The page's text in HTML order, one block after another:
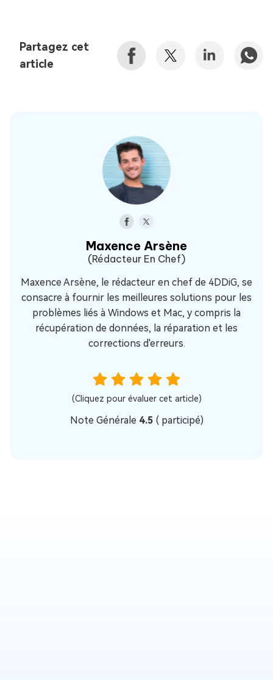
Partagez cet
article
Maxence Arsène
(Rédacteur En Chef)
Maxence Arsène, le rédacteur en chef de 4DDiG, se
consacre à fournir les meilleures solutions pour les
problèmes liés à Windows et Mac, y compris la
récupération de données, la réparation et les
corrections d'erreurs.
(Cliquez pour évaluer cet article)
Note Générale 4.5 (participé)